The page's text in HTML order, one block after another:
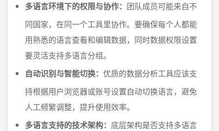
多语言环境下的权限与协作： 团队成员可能来自不
同国家，在同一个工具里协作。要确保每个人都能
用熟悉的语言查看和编辑数据，同时数据权限设置
要灵活支持多语言分组。
自动识别与智能切换： 优质的数据分析工具应该支
持根据用户浏览器或账号设置自动切换语言，避免
人工频繁调整，提升使用效率。
多语言支持的技术架构： 底层架构是否支持多语言